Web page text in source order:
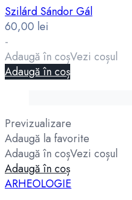
Szilárd Sándor Gál
60,00 lei
-
Adaugă în coșVezi coșul
Adaugă în coș
Previzualizare
Adaugă la favorite
Adaugă în coșVezi coșul
Adaugă în coș
ARHEOLOGIE